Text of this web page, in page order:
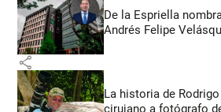
De la Espriella
Andrés Felipe
share
La historia de
cirujano a fotógrafo